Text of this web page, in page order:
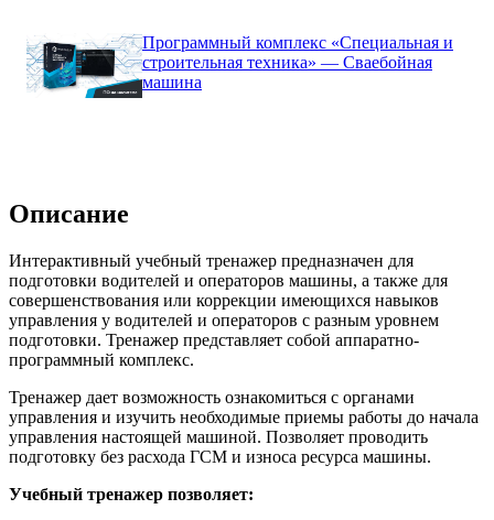
Программный комплекс «Специальная и
строительная техника» — Сваебойная
машина
Описание
Интерактивный учебный тренажер предназначен для
подготовки водителей и операторов машины, а также для
совершенствования или коррекции имеющихся навыков
управления у водителей и операторов с разным уровнем
подготовки. Тренажер представляет собой аппаратно-
программный комплекс.
Тренажер дает возможность ознакомиться с органами
управления и изучить необходимые приемы работы до начала
управления настоящей машиной. Позволяет проводить
подготовку без расхода ГСМ и износа ресурса машины.
Учебный тренажер позволяет: